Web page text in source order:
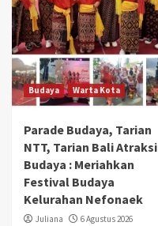
Budaya Warta Kota
Parade Budaya, Tarian
NTT, Tarian Bali Atraksi
Budaya : Meriahkan
Festival Budaya
Kelurahan Nefonaek
Juliana 6 Agustus 2026